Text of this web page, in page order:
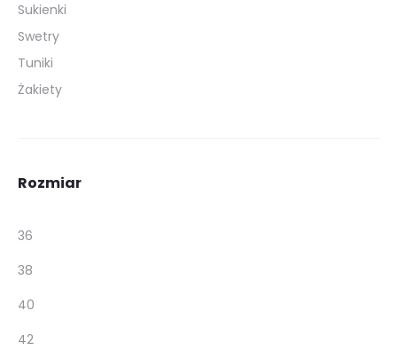
Sukienki
Swetry
Tuniki
Żakiety
Rozmiar
36
38
40
42